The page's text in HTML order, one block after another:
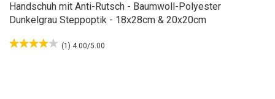
Handschuh mit Anti-Rutsch - Baumwoll-Polyester
Dunkelgrau Steppoptik - 18x28cm & 20x20cm
(1) 4.00/5.00